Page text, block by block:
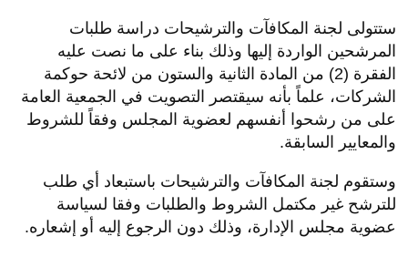
ستتولى لجنة المكافآت والترشيحات دراسة طلبات
المرشحين الواردة إليها وذلك بناء على ما نصت عليه
الفقرة (2) من المادة الثانية والستون من لائحة حوكمة
الشركات، علماً بأنه سيقتصر التصويت في الجمعية العامة
على من رشحوا أنفسهم لعضوية المجلس وفقاً للشروط
والمعايير السابقة.
وستقوم لجنة المكافآت والترشيحات باستبعاد أي طلب
للترشح غير مكتمل الشروط والطلبات وفقا لسياسة
عضوية مجلس الإدارة، وذلك دون الرجوع إليه أو إشعاره.